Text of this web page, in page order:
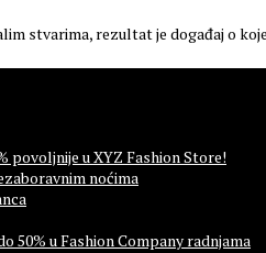
stvarima, rezultat je događaj o
povoljnije u XYZ Fashion Store!
noćima
50% u Fashion Company radnjama